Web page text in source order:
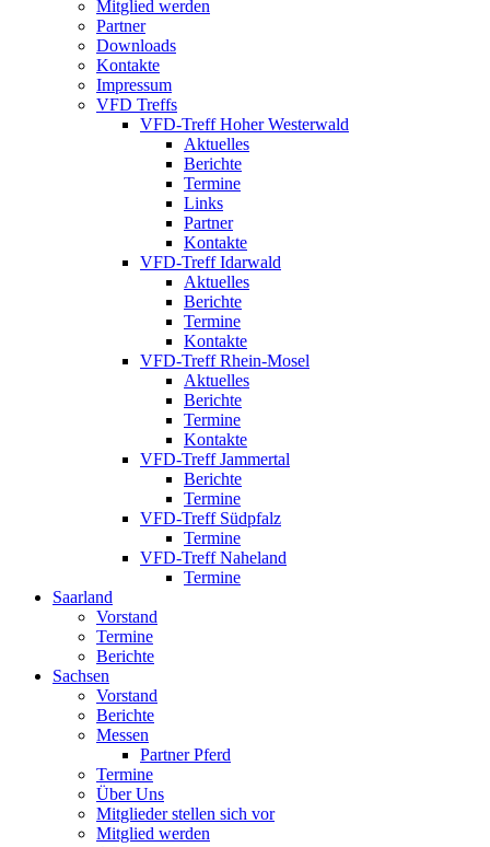
Mitglied werden
Partner
Downloads
Kontakte
Impressum
VFD Treffs
VFD-Treff Hoher Westerwald
Aktuelles
Berichte
Termine
Links
Partner
Kontakte
VFD-Treff Idarwald
Aktuelles
Berichte
Termine
Kontakte
VFD-Treff Rhein-Mosel
Aktuelles
Berichte
Termine
Kontakte
VFD-Treff Jammertal
Berichte
Termine
VFD-Treff Südpfalz
Termine
VFD-Treff Naheland
Termine
Saarland
Vorstand
Termine
Berichte
Sachsen
Vorstand
Berichte
Messen
Partner Pferd
Termine
Über Uns
Mitglieder stellen sich vor
Mitglied werden